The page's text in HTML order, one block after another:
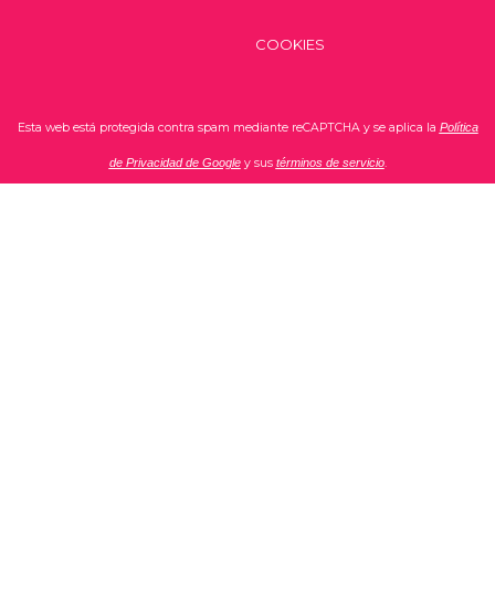
COOKIES
Esta web está protegida contra spam mediante reCAPTCHA y se aplica la Política
de Privacidad de Googley sus términos de servicio.